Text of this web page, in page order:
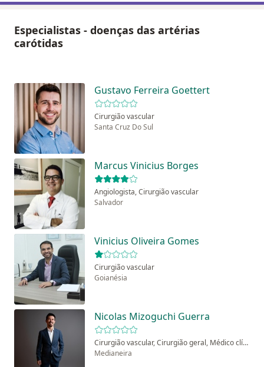
Especialistas - doenças das artérias
carótidas
Gustavo Ferreira Goettert
Cirurgião vascular
Santa Cruz Do Sul
Marcus Vinicius Borges
Angiologista, Cirurgião vascular
Salvador
Vinicius Oliveira Gomes
Cirurgião vascular
Goianésia
Nicolas Mizoguchi Guerra
Cirurgião vascular, Cirurgião geral, Médico clínico geral
Medianeira